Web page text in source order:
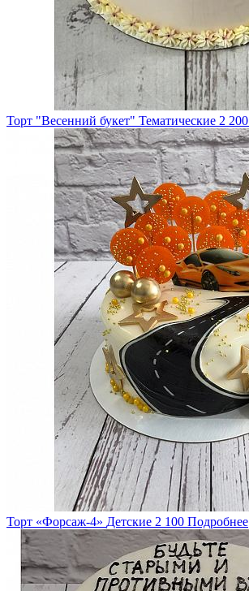
Торт "Весенний букет" Тематические 2 200
Торт «Форсаж-4» Детские 2 100 Подробнее